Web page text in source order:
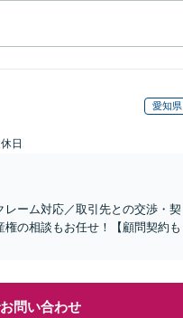
愛知県
日
レーム対応／取引先との交渉・契
の相談もお任せ！【顧問契約も
問い合わせ